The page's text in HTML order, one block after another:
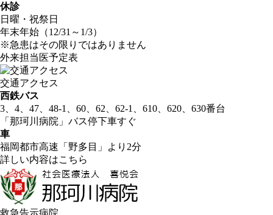
休診
日曜・祝祭日
年末年始（12/31～1/3）
※急患はその限りではありません
外来担当医予定表
交通アクセス
西鉄バス
3、4、47、48-1、60、62、62-1、610、620、630番台
「那珂川病院」バス停下車すぐ
車
福岡都市高速「野多目」より2分
詳しい内容はこちら
救急告示病院